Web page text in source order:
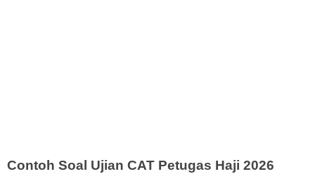
Contoh Soal Ujian CAT Petugas Haji 2026